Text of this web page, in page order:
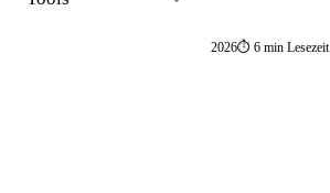
🔄 aktualisiert 05·2026⏱ 6 min Lesezeit